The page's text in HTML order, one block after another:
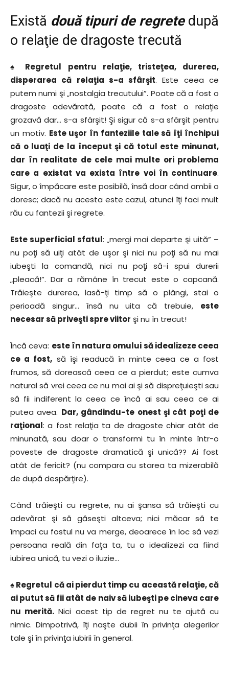
Există două tipuri de regretedupă
o relaţie de dragoste trecută
♠ Regretul pentru relaţie, tristeţea, durerea,
disperarea că relaţia s-a sfârşit. Este ceea ce
putem numi şi „nostalgia trecutului”. Poate că a fost o
dragoste adevărată, poate că a fost o relaţie
grozavă dar… s-a sfârşit! Şi sigur că s-a sfârşit pentru
un motiv. Este uşor în fanteziile tale să îţi închipui
că o luaţi de la început şi că totul este minunat,
dar în realitate de cele mai multe ori problema
care a existat va exista între voi în continuare.
Sigur, o împăcare este posibilă, însă doar când ambii o
doresc; dacă nu acesta este cazul, atunci îţi faci mult
rău cu fantezii şi regrete.
Este superficial sfatul: „mergi mai departe şi uită” –
nu poţi să uiţi atât de uşor şi nici nu poţi să nu mai
iubeşti la comandă, nici nu poţi să-i spui durerii
„pleacă!”. Dar a rămâne în trecut este o capcană.
Trăieşte durerea, lasă-ţi timp să o plângi, stai o
perioadă singur… însă nu uita că trebuie, este
necesar să priveşti spre viitor şi nu în trecut!
Încă ceva: este în natura omului să idealizeze ceea
ce a fost, să îşi readucă în minte ceea ce a fost
frumos, să dorească ceea ce a pierdut; este cumva
natural să vrei ceea ce nu mai ai şi să dispreţuieşti sau
să fii indiferent la ceea ce încă ai sau ceea ce ai
putea avea. Dar, gândindu-te onest şi cât poţi de
raţional: a fost relaţia ta de dragoste chiar atât de
minunată, sau doar o transformi tu în minte într-o
poveste de dragoste dramatică şi unică?? Ai fost
atât de fericit? (nu compara cu starea ta mizerabilă
de după despărţire).
Când trăieşti cu regrete, nu ai şansa să trăieşti cu
adevărat şi să găseşti altceva; nici măcar să te
împaci cu fostul nu va merge, deoarece în loc să vezi
persoana reală din faţa ta, tu o idealizezi ca fiind
iubirea unică, tu vezi o iluzie…
♠ Regretul că ai pierdut timp cu această relaţie, că
ai putut să fii atât de naiv să iubeşti pe cineva care
nu merită. Nici acest tip de regret nu te ajută cu
nimic. Dimpotrivă, îţi naşte dubii în privinţa alegerilor
tale şi în privinţa iubirii în general.